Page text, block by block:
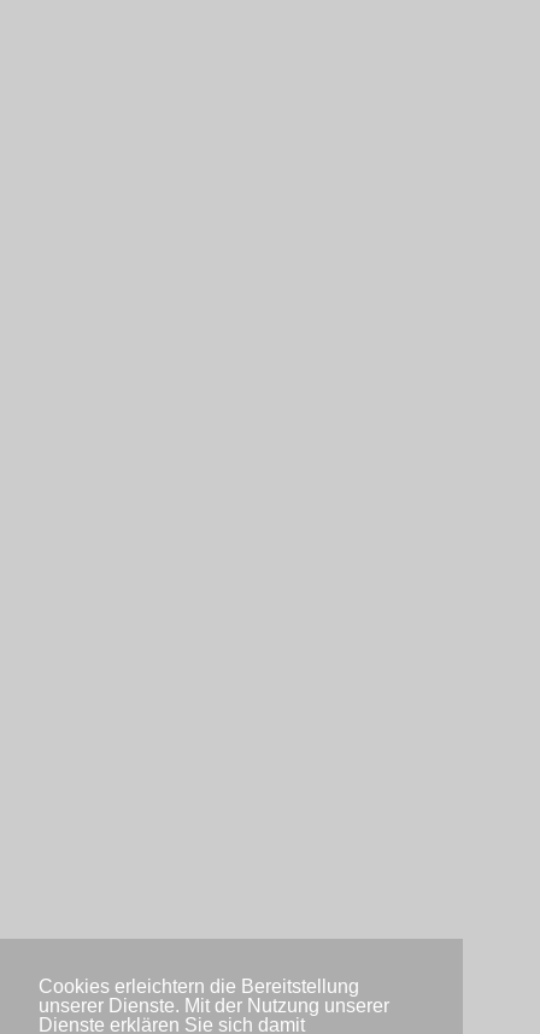
Cookies erleichtern die Bereitstellung
unserer Dienste. Mit der Nutzung unserer
Dienste erklären Sie sich damit